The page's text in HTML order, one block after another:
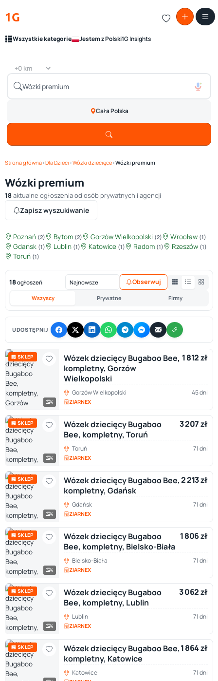
1G
Wszystkie kategorie Jestem z Polski1G Insights
Cała Polska
Strona główna›Dla Dzieci ›Wózki dziecięce›Wózki premium
Wózki premium
18aktualne ogłoszenia od osób prywatnych i agencji
Zapisz wyszukiwanie
Poznań (2) Bytom (2) Gorzów Wielkopolski (2) Wrocław (1)
Gdańsk (1) Lublin (1) Katowice (1) Radom (1) Rzeszów (1)
Toruń (1)
18ogłoszeń
Wszyscy Prywatne Firmy
Obserwuj
UDOSTĘPNIJ
🏪 SKLEP
4
Wózek dziecięcy Bugaboo Bee,
kompletny, Gorzów
Wielkopolski
1 812 zł
Gorzów Wielkopolski 45 dni
ZIARNEX
🏪 SKLEP
4
Wózek dziecięcy Bugaboo
Bee, kompletny, Toruń
3 207 zł
Toruń 71 dni
ZIARNEX
🏪 SKLEP
4
Wózek dziecięcy Bugaboo Bee,
kompletny, Gdańsk
2 213 zł
Gdańsk 71 dni
ZIARNEX
🏪 SKLEP
4
Wózek dziecięcy Bugaboo
Bee, kompletny, Bielsko-Biała
1 806 zł
Bielsko-Biała 71 dni
ZIARNEX
🏪 SKLEP
4
Wózek dziecięcy Bugaboo
Bee, kompletny, Lublin
3 062 zł
Lublin 71 dni
ZIARNEX
🏪 SKLEP
Wózek dziecięcy Bugaboo Bee,
kompletny, Katowice
1 864 zł
Katowice 71 dni